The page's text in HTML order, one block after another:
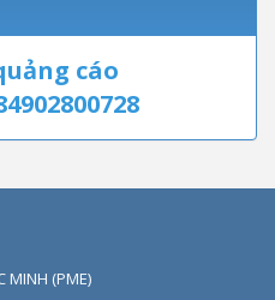
cáo
MINH (PME)